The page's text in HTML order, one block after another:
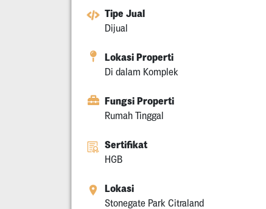
Tipe Jual
Dijual
Lokasi Properti
Di dalam Komplek
Fungsi Properti
Rumah Tinggal
Sertifikat
HGB
Lokasi
Stonegate Park Citraland